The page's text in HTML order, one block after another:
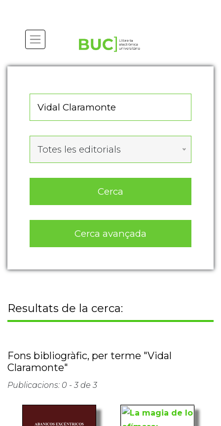
Totes les editorials
Cerca
Cerca avançada
Resultats de la cerca:
Fons bibliogràfic, per terme "Vidal
Claramonte"
Publicacions: 0 - 3 de 3